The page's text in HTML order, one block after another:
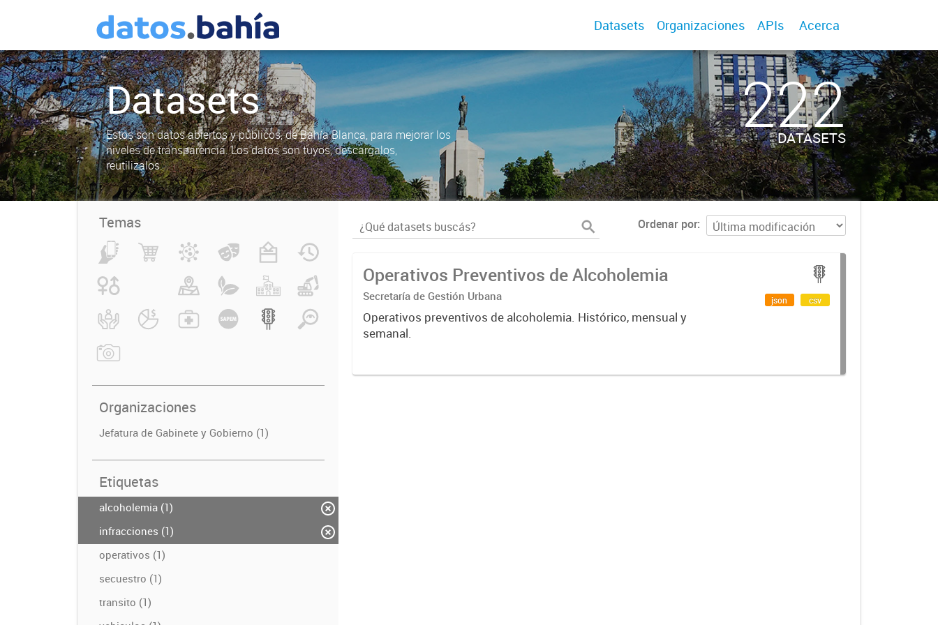
Datasets Organizaciones APIs Acerca
Datasets
Estos son datos abiertos y públicos, de Bahía Blanca, para mejorar los
niveles de transparencia. Los datos son tuyos, descargalos,
reutilizalos.
222
DATASETS
Temas
Organizaciones
Jefatura de Gabinete y Gobierno (1)
Etiquetas
alcoholemia (1)
infracciones (1)
operativos (1)
secuestro (1)
transito (1)
Ordenar por
Operativos Preventivos de Alcoholemia
Secretaría de Gestión Urbana
Operativos preventivos de alcoholemia. Histórico, mensual y
semanal.
json csv